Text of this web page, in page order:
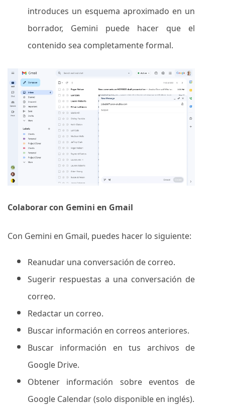
introduces un esquema aproximado en un
borrador, Gemini puede hacer que el
contenido sea completamente formal.
Colaborar con Gemini en Gmail
Con Gemini en Gmail, puedes hacer lo siguiente:
Reanudar una conversación de correo.
Sugerir respuestas a una conversación de
correo.
Redactar un correo.
Buscar información en correos anteriores.
Buscar información en tus archivos de
Google Drive.
Obtener información sobre eventos de
Google Calendar (solo disponible en inglés).